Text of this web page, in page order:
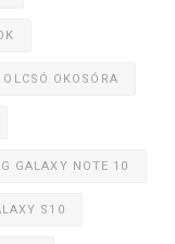
OLCSÓ OKOSÓRA
GALAXY NOTE 10
S10